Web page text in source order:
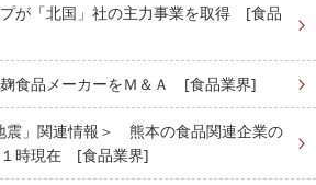
が「北国」社の主力事業を取得 [食品
食品メーカーをＭ＆Ａ [食品業界]
震」関連情報＞ 熊本の食品関連企業の
１時現在 [食品業界]